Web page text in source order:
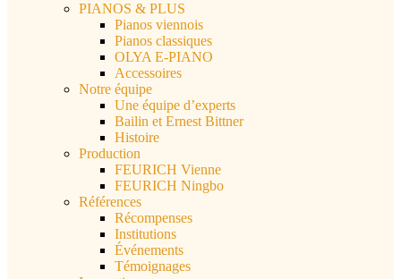
PIANOS & PLUS
Pianos viennois
Pianos classiques
OLYA E-PIANO
Accessoires
Notre équipe
Une équipe d’experts
Bailin et Ernest Bittner
Histoire
Production
FEURICH Vienne
FEURICH Ningbo
Références
Récompenses
Institutions
Événements
Témoignages